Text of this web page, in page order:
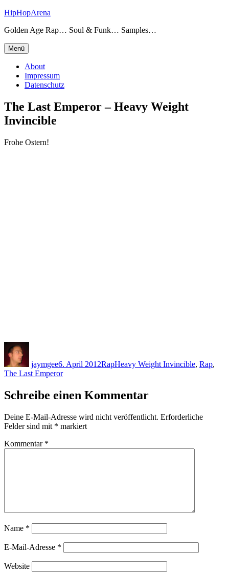
Zum
springen
HipHopArena
Golden Age Rap… Soul & Funk… Samples…
Menü
About
Impressum
Datenschutz
The Last Emperor – Heavy Weight
Invincible
Frohe Ostern!
jaymgee6. April 2012RapHeavy Weight Invincible, Rap,
The Last Emperor
Schreibe einen Kommentar
Deine E-Mail-Adresse wird nicht veröffentlicht. Erforderliche
Felder sind mit * markiert
Kommentar *
Name *
E-Mail-Adresse *
Website